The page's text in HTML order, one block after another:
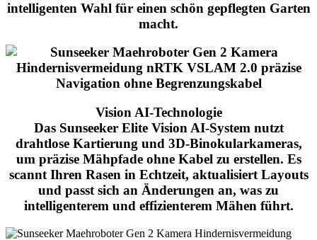
intelligenten Wahl für einen schön gepflegten Garten
macht.
Vision AI-Technologie
Das Sunseeker Elite Vision AI-System nutzt
drahtlose Kartierung und 3D-Binokularkameras,
um präzise Mähpfade ohne Kabel zu erstellen. Es
scannt Ihren Rasen in Echtzeit, aktualisiert Layouts
und passt sich an Änderungen an, was zu
intelligenterem und effizienterem Mähen führt.